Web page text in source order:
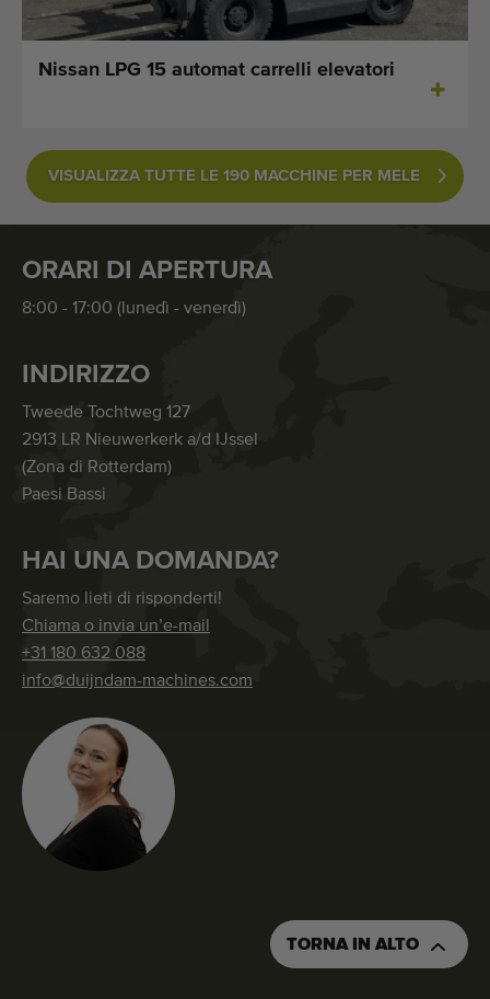
Nissan LPG 15 automat carrelli elevatori
VISUALIZZA TUTTE LE 190 MACCHINE PER MELE
ORARI DI APERTURA
8:00 - 17:00 (lunedì - venerdì)
INDIRIZZO
Tweede Tochtweg 127
2913 LR Nieuwerkerk a/d IJssel
(Zona di Rotterdam)
Paesi Bassi
HAI UNA DOMANDA?
Saremo lieti di risponderti!
Chiama o invia un’e-mail
+31 180 632 088
info@duijndam-machines.com
TORNA IN ALTO